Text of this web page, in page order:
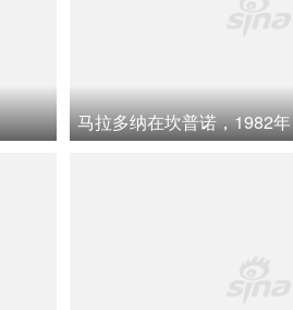
马拉多纳在坎普诺，1982年